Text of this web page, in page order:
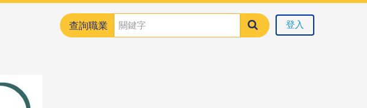
查詢職業 登入